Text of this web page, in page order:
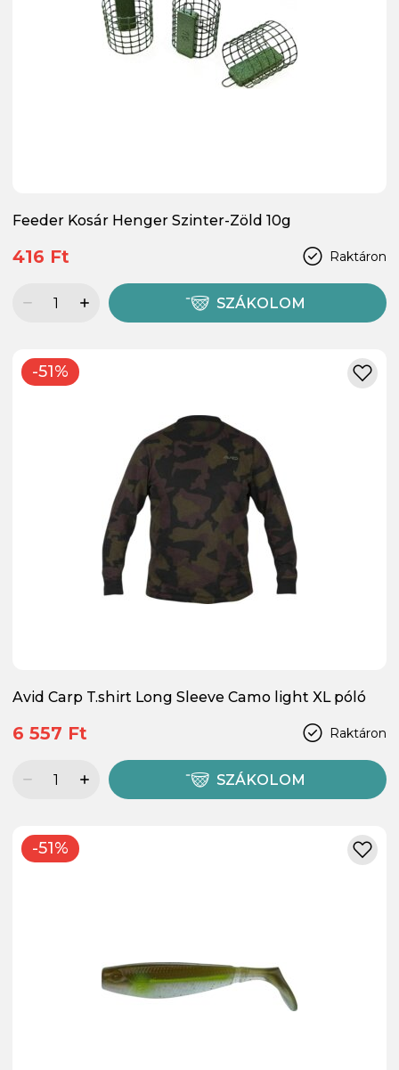
Feeder Kosár Henger Szinter-Zöld 10g
Raktáron
416 Ft
SZÁKOLOM
-51%
Avid Carp T.shirt Long Sleeve Camo light XL póló
Raktáron
6 557 Ft
SZÁKOLOM
-51%